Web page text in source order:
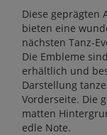
Diese geprägten
bieten eine
nächsten Tanz-
Die Embleme
erhältlich und
Darstellung
Vorderseite. Die
matten
edle Note.